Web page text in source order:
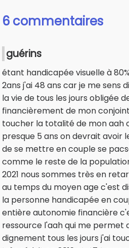
6 commentaires
guérins
étant handicapée visuelle à
2ans j'ai 48 ans car je me sens
la vie de tous les jours obligée
financièrement de mon
toucher la totalité de mon aah
presque 5 ans on devrait avoir
de se mettre en couple se
comme le reste de la
2021 nous sommes très en
au temps du moyen age c'est
la personne handicapée en
entière autonomie financière
ressource l'aah qui me permet
dignement tous les jours j'ai